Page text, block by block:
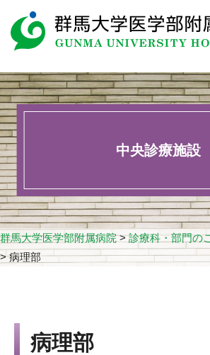
中央診療施設
群馬大学医学部附属病院>診療科・部門の
>病理部
病理部